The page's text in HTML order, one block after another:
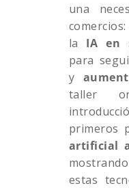
una
la IA en
para
y
taller
primeros
artificial
estas